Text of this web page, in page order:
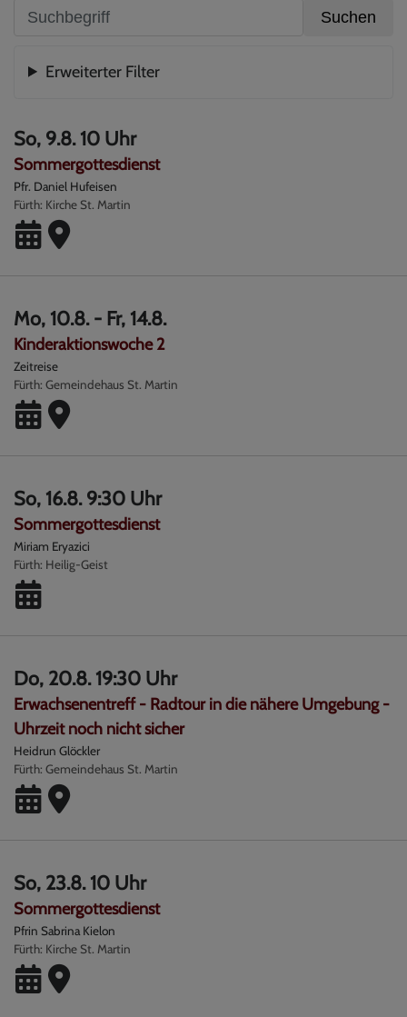
Erweiterter Filter
So, 9.8. 10 Uhr
Sommergottesdienst
Pfr. Daniel Hufeisen
Fürth Kirche St. Martin
Mo, 10.8. - Fr, 14.8.
Kinderaktionswoche 2
Zeitreise
Fürth Gemeindehaus St. Martin
So, 16.8. 9:30 Uhr
Sommergottesdienst
Miriam Eryazici
Fürth Heilig-Geist
Do, 20.8. 19:30 Uhr
Erwachsenentreff - Radtour in die nähere Umgebung -
Uhrzeit noch nicht sicher
Heidrun Glöckler
Fürth Gemeindehaus St. Martin
So, 23.8. 10 Uhr
Sommergottesdienst
Pfrin Sabrina Kielon
Fürth Kirche St. Martin